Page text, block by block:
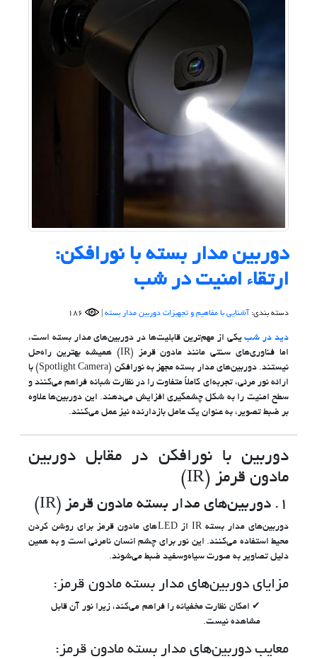
دوربین مدار بسته با نورافکن:
ارتقاء امنیت در شب
دسته بندی: آشنایی با مفاهیم و تجهیزات دوربین مدار بسته
دید در شبیکی از مهم‌ترین قابلیت‌ها در دوربین‌های مدار بسته است،
اما فناوری‌های سنتی مانند مادون قرمز (IR) همیشه بهترین راه‌حل
نیستند. دوربین‌های مدار بسته مجهز به نورافکن (Spotlight Camera) با
ارائه نور مرئی، تجربه‌ای کاملاً متفاوت را در نظارت شبانه فراهم می‌کنند و
سطح امنیت را به شکل چشمگیری افزایش می‌دهند. این دوربین‌ها علاوه
بر ضبط تصویر، به عنوان یک عامل بازدارنده نیز عمل می‌کنند.
دوربین با نورافکن در مقابل دوربین
مادون قرمز (IR)
۱. دوربین‌های مدار بسته مادون قرمز (IR)
دوربین‌های مدار بسته IR از LEDهای مادون قرمز برای روشن کردن
محیط استفاده می‌کنند. این نور برای چشم انسان نامرئی است و به همین
دلیل تصاویر به صورت سیاه‌وسفید ضبط می‌شوند.
مزایای دوربین‌های مدار بسته مادون قرمز:
امکان نظارت مخفیانه را فراهم می‌کند، زیرا نور آن قابل
مشاهده نیست.
معایب دوربین‌های مدار بسته مادون قرمز: